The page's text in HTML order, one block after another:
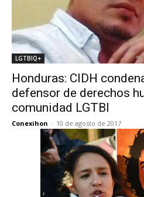
LGTBIQ+
Honduras: CIDH
defensor de derechos
comunidad LGTBI
Conexihon - 10 de agosto de 2017